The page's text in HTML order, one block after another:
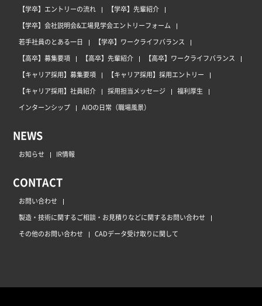
【学卒】エントリーの流れ
【学卒】先輩紹介
【学卒】会社説明会&工場見学会エントリーフォーム
若手社員のとある一日
【学卒】ワークライフバランス
【高卒】募集要項
【高卒】先輩紹介
【高卒】ワークライフバランス
【キャリア採用】募集要項
【キャリア採用】採用エントリー
【キャリア採用】社員紹介
採用担当メッセージ
福利厚生
インターンシップ
AIOの日常（職場風景）
NEWS
お知らせ IR情報
CONTACT
お問い合わせ
製造・技術に関するご相談・お見積りなどに関するお問い合わせ
その他のお問い合わせ
CADデータ受け取りに関して